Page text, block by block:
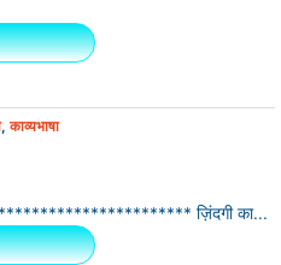
,काव्यभाषा
ज़िंदगी का...